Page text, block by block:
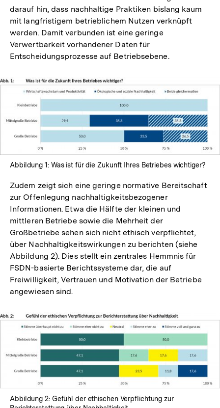
darauf hin, dass nachhaltige Praktiken bislang kaum
mit langfristigem betrieblichem Nutzen verknüpft
werden. Damit verbunden ist eine geringe
Verwertbarkeit vorhandener Daten für
Entscheidungsprozesse auf Betriebsebene.
Abbildung 1: Was ist für die Zukunft Ihres Betriebes wichtiger?
Zudem zeigt sich eine geringe normative Bereitschaft
zur Offenlegung nachhaltigkeitsbezogener
Informationen. Etwa die Hälfte der kleinen und
mittleren Betriebe sowie die Mehrheit der
Großbetriebe sehen sich nicht ethisch verpflichtet,
über Nachhaltigkeitswirkungen zu berichten (siehe
Abbildung 2). Dies stellt ein zentrales Hemmnis für
FSDN-basierte Berichtssysteme dar, die auf
Freiwilligkeit, Vertrauen und Motivation der Betriebe
angewiesen sind.
Abbildung 2: Gefühl der ethischen Verpflichtung zur